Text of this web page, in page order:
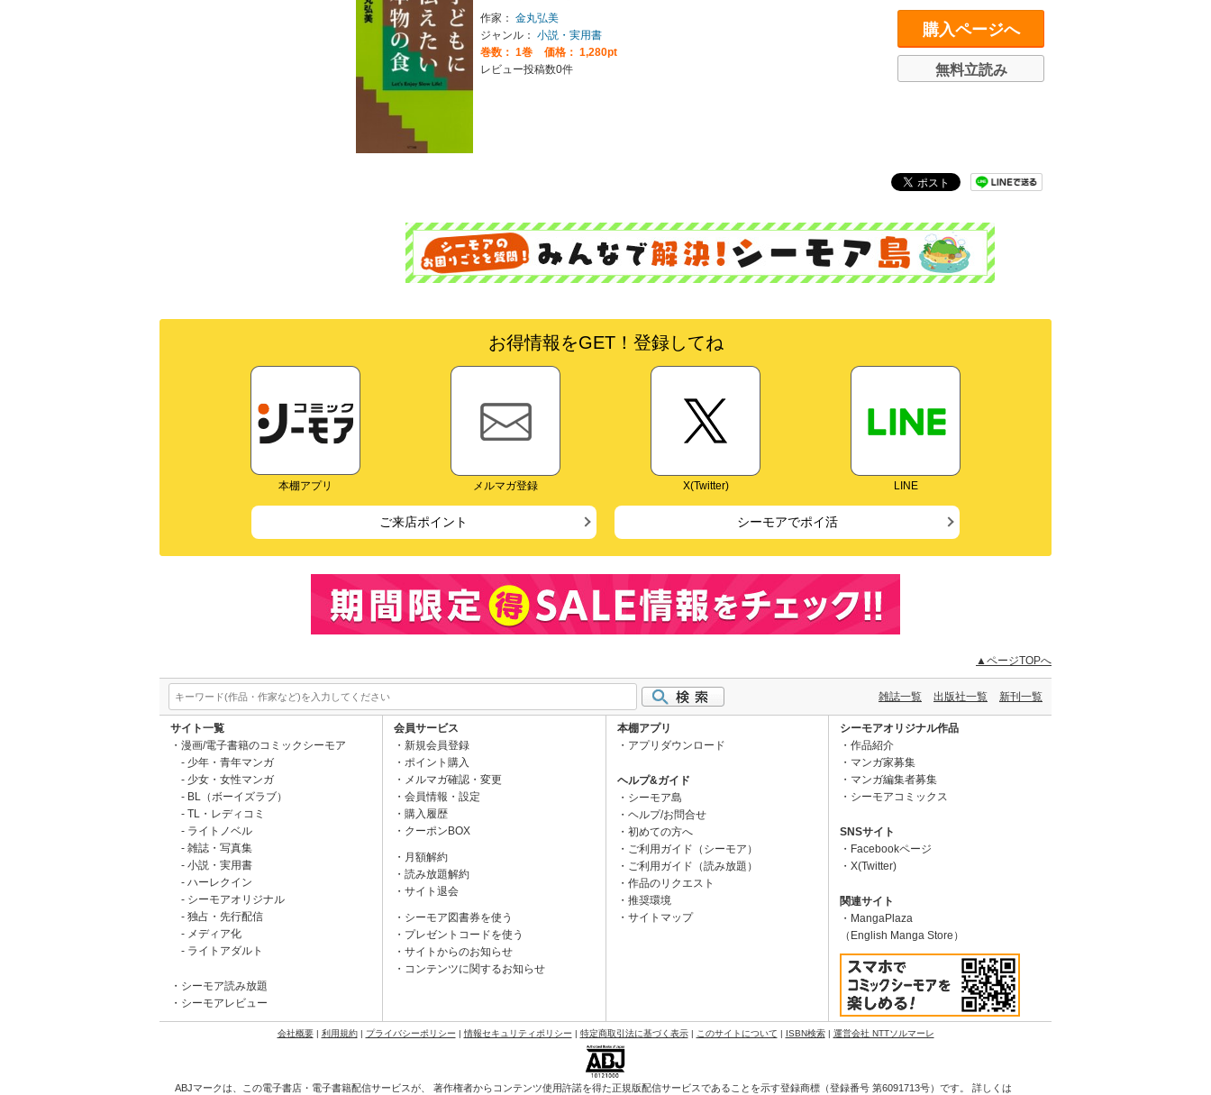
作家： 金丸弘美
ジャンル： 小説・実用書
巻数： 1巻
価格： 1,280pt
レビュー投稿数0件
購入ページへ
無料立読み
お得情報をGET！登録してね
本棚アプリ メルマガ登録 X(Twitter) LINE
ご来店ポイント シーモアでポイ活
▲ページTOPへ
雑誌一覧 出版社一覧 新刊一覧
サイト一覧
漫画/電子書籍のコミックシーモア
少年・青年マンガ
少女・女性マンガ
BL（ボーイズラブ）
TL・レディコミ
ライトノベル
雑誌・写真集
小説・実用書
ハーレクイン
シーモアオリジナル
独占・先行配信
メディア化
ライトアダルト
シーモア読み放題
シーモアレビュー
会員サービス
新規会員登録
ポイント購入
メルマガ確認・変更
会員情報・設定
購入履歴
クーポンBOX
月額解約
読み放題解約
サイト退会
シーモア図書券を使う
プレゼントコードを使う
サイトからのお知らせ
コンテンツに関するお知らせ
本棚アプリ
アプリダウンロード
ヘルプ&ガイド
シーモア島
ヘルプ/お問合せ
初めての方へ
ご利用ガイド（シーモア）
ご利用ガイド（読み放題）
作品のリクエスト
推奨環境
サイトマップ
シーモアオリジナル作品
作品紹介
マンガ家募集
マンガ編集者募集
シーモアコミックス
SNSサイト
Facebookページ
X(Twitter)
関連サイト
MangaPlaza
（English Manga Store）
会社概要| 利用規約| プライバシーポリシー | 情報セキュリティポリシー | 特定商取引法に基づく表示| このサイトについて | ISBN検索| 運営会社 NTTソルマーレ
ABJマークは、この電子書店・電子書籍配信サービスが、 著作権者からコンテンツ使用許諾を得た正規版配信サービスであることを示す登録商標（登録番号 第6091713号）です。 詳しくは